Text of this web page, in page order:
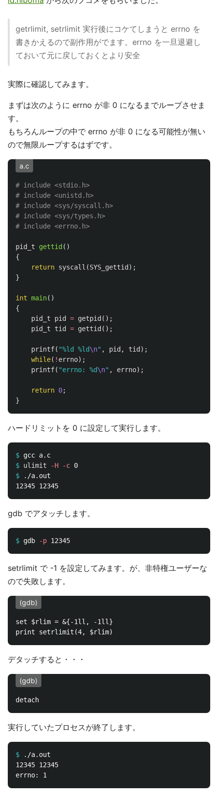
getrlimit, setrlimit 実行後にコケてしまうと errno を
書きかえるので副作用がでます。errno を一旦退避し
ておいて元に戻しておくとより安全
実際に確認してみます。
まずは次のように errno が非 0 になるまでループさせま
す。
もちろんループの中で errno が非 0 になる可能性が無い
ので無限ループするはずです。
a.c
# include <stdio.h>
# include <unistd.h>
# include <sys/syscall.h>
# include <sys/types.h>
pid_t gettid ()
{
return syscall (SYS_gettid );
}
int main()
{
pid_t
pid = getpid ();
pid_t
tid = gettid ();
printf( "%ld %ld\n" , pid , tid );
while( ! errno);
printf( "errno: %d\n" , errno);
return 0;
}
ハードリミットを 0 に設定して実行します。
$
$ ulimit -H -c
$
gdb でアタッチします。
$ gdb -p
setrlimit で -1 を設定してみます。が、非特権ユーザーな
ので失敗します。
(gdb)
set $rlim = &{-1ll, -1ll}
デタッチすると・・・
(gdb)
実行していたプロセスが終了します。
$
12345 12345